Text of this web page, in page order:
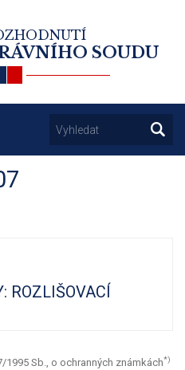
SOUDU
ROZLIŠOVACÍ
Sb., o ochranných známkách*)